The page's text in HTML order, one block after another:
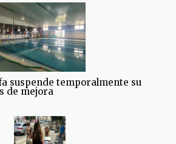
suspende temporalmente su
de mejora